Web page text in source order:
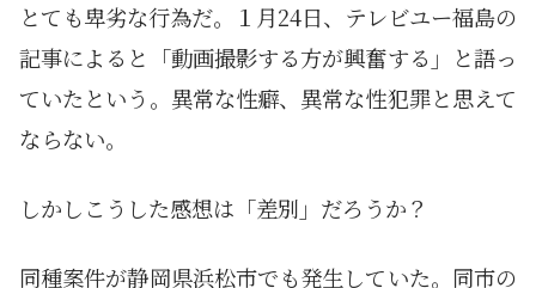
とても卑劣な行為だ。１月24日、テレビユー福島の
記事によると「動画撮影する方が興奮する」と語っ
ていたという。異常な性癖、異常な性犯罪と思えて
ならない。
しかしこうした感想は「差別」だろうか？
同種案件が静岡県浜松市でも発生していた。同市の